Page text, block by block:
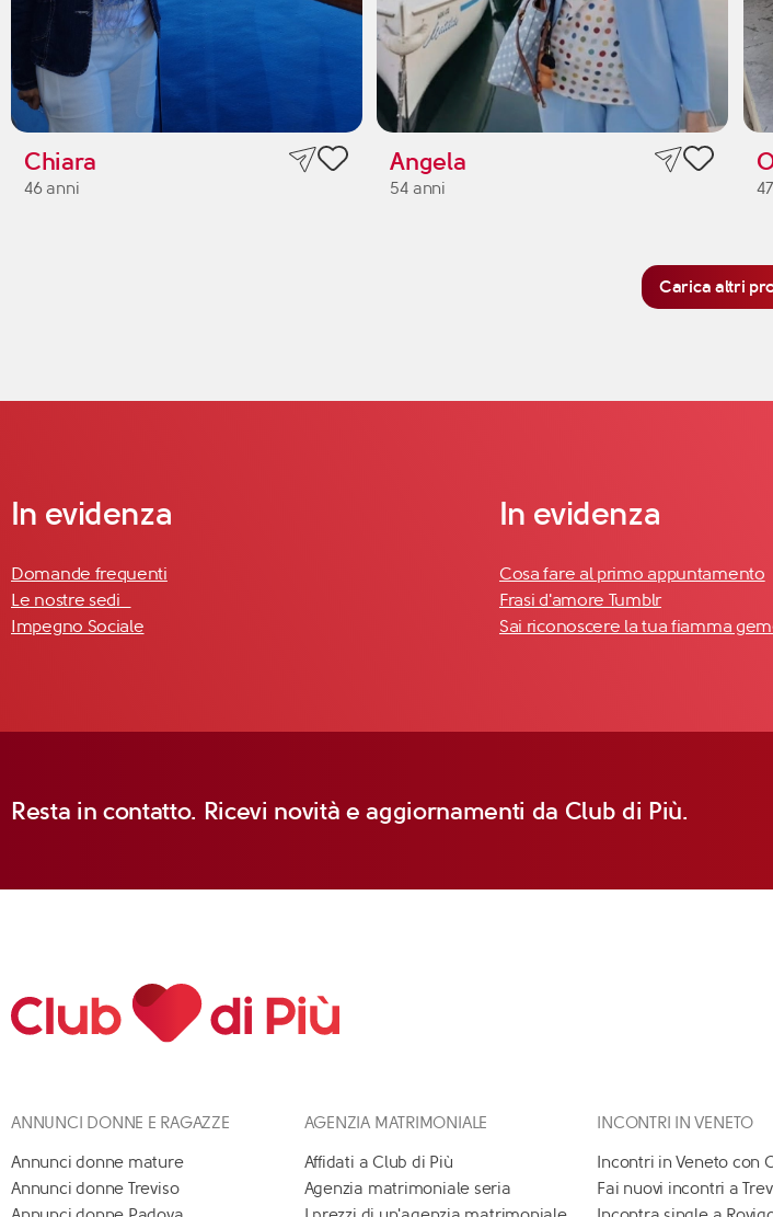
Chiara
46 anni
Angela
54 anni
Carica altri
In evidenza
Domande frequenti
Le nostre sedi
Impegno Sociale
In evidenza
Cosa fare al primo appuntamento
Frasi d'amore Tumblr
Sai riconoscere la tua fiamma
Resta in contatto. Ricevi novità e aggiornamenti da Club di Più.
ANNUNCI DONNE E RAGAZZE
Annunci donne mature
Annunci donne Treviso
AGENZIA MATRIMONIALE
Affidati a Club di Più
Agenzia matrimoniale seria
INCONTRI IN VENETO
Incontri in Veneto con
Fai nuovi incontri a